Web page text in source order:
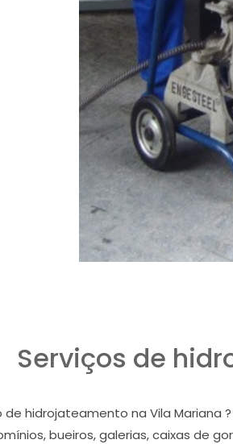
Serviços de
de hidrojateamento na Vila
bueiros, galerias, caixas de